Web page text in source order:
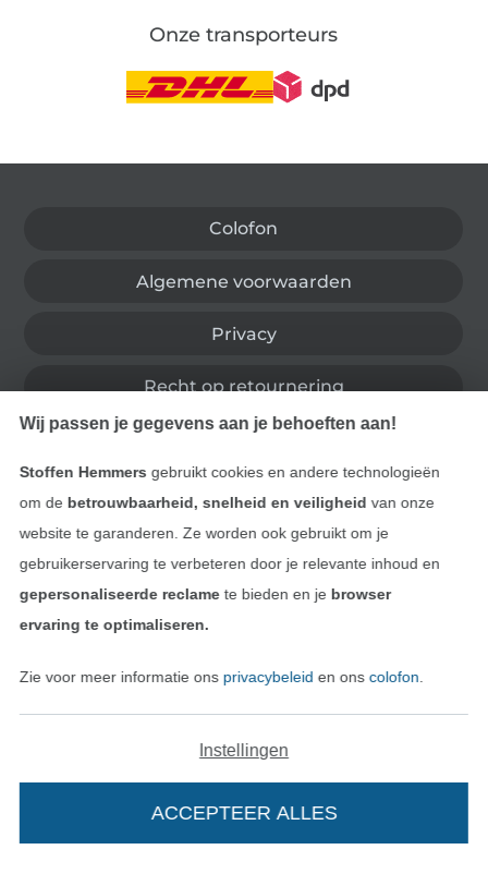
Onze transporteurs
Colofon
Algemene voorwaarden
Privacy
Recht op retournering
Contact
Bestelling herroepen
Vind meer inspiratie
Wij passen je gegevens aan je behoeften aan!
Stoffen Hemmers gebruikt cookies en andere technologieën
om de betrouwbaarheid, snelheid en veiligheid van onze
website te garanderen. Ze worden ook gebruikt om je
gebruikerservaring te verbeteren door je relevante inhoud en
gepersonaliseerde reclamete bieden en je browser
ervaring te optimaliseren.
Zie voor meer informatie ons privacybeleid en ons colofon
Instellingen
ACCEPTEER ALLES